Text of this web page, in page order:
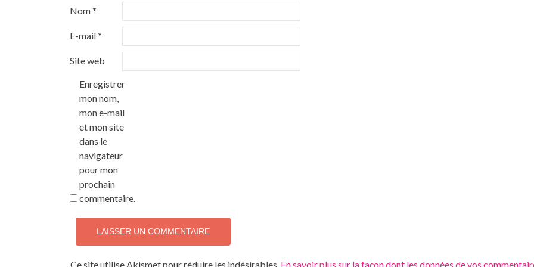
Nom*
E-mail*
Site web
Enregistrer
mon nom,
mon e-mail
et mon site
dans le
navigateur
pour mon
prochain
commentaire.
Ce site utilise Akismet pour réduire les indésirables. En savoir plus sur la façon dont les données de vos